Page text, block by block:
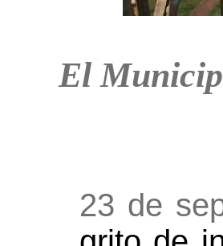
El
23 de